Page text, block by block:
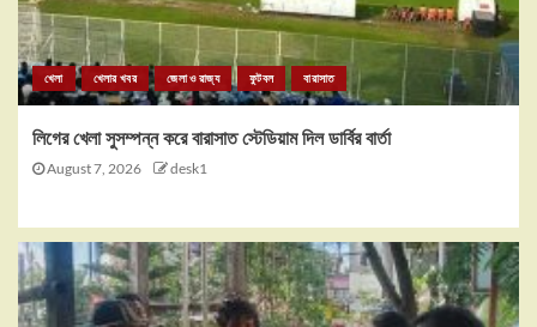
খেলা খেলার খবর জেলা ও রাজ্য ফুটবল বারাসাত
লিগের খেলা সুসম্পন্ন করে বারাসাত স্টেডিয়াম দিল ডার্বির বার্তা
August 7, 2026 desk1